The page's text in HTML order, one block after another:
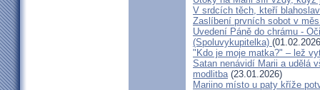
V srdcích těch, kteří
Zaslíbení prvních sobot v
Uvedení Páně do chrámu -
(Spoluvykupitelka)
"Kdo je moje matka?" – lež
Satan nenávidí Marii a udělá
modlitba(23.01.2026)
Mariino místo u paty kříže